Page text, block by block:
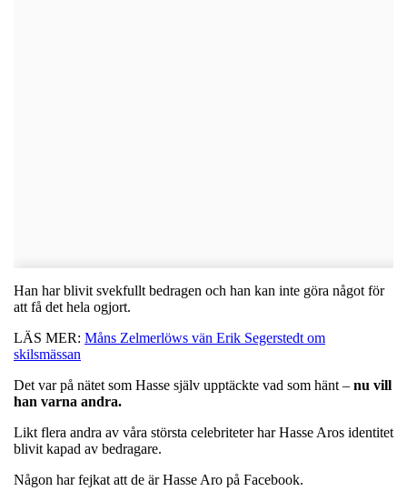
Han har blivit svekfullt bedragen och han kan inte göra något för
att få det hela ogjort.
LÄS MER: Måns Zelmerlöws vän Erik Segerstedt om
skilsmässan
Det var på nätet som Hasse själv upptäckte vad som hänt – nu vill
han varna andra.
Likt flera andra av våra största celebriteter har Hasse Aros identitet
blivit kapad av bedragare.
Någon har fejkat att de är Hasse Aro på Facebook.